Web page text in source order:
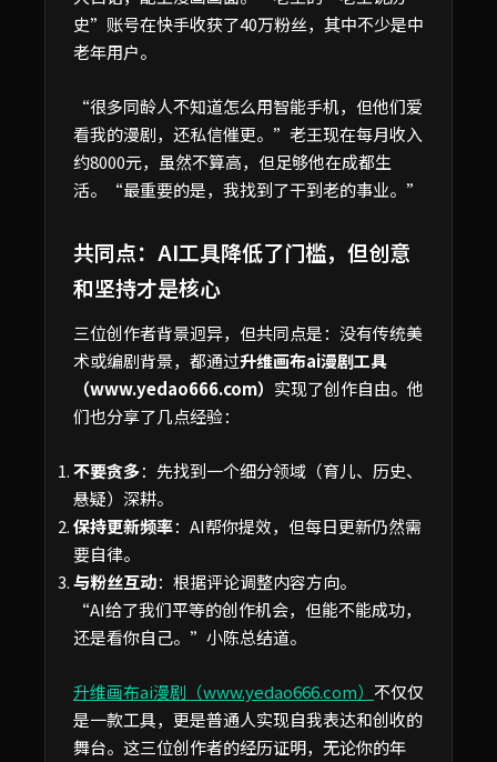
史”账号在快手收获了40万粉丝，其中不少是中
老年用户。
“很多同龄人不知道怎么用智能手机，但他们爱
看我的漫剧，还私信催更。”老王现在每月收入
约8000元，虽然不算高，但足够他在成都生
活。“最重要的是，我找到了干到老的事业。”
共同点：AI工具降低了门槛，但创意
和坚持才是核心
三位创作者背景迥异，但共同点是：没有传统美
术或编剧背景，都通过升维画布ai漫剧工具
（www.yedao666.com） 实现了创作自由。他
们也分享了几点经验：
不要贪多：先找到一个细分领域（育儿、历史、
悬疑）深耕。
保持更新频率：AI帮你提效，但每日更新仍然需
要自律。
与粉丝互动：根据评论调整内容方向。
“AI给了我们平等的创作机会，但能不能成功，
还是看你自己。”小陈总结道。
升维画布ai漫剧（www.yedao666.com） 不仅仅
是一款工具，更是普通人实现自我表达和创收的
舞台。这三位创作者的经历证明，无论你的年